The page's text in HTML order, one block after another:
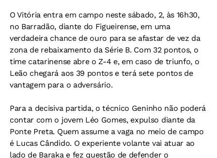
O Vitória entra em campo neste sábado, 2, às 16h30,
no Barradão, diante do Figueirense, em uma
verdadeira chance de ouro para se afastar de vez da
zona de rebaixamento da Série B. Com 32 pontos, o
time catarinense abre o Z-4 e, em caso de triunfo, o
Leão chegará aos 39 pontos e terá sete pontos de
vantagem para o adversário.
Para a decisiva partida, o técnico Geninho não poderá
contar com o jovem Léo Gomes, expulso diante da
Ponte Preta. Quem assume a vaga no meio de campo
é Lucas Cândido. O experiente volante vai atuar ao
lado de Baraka e fez questão de defender o